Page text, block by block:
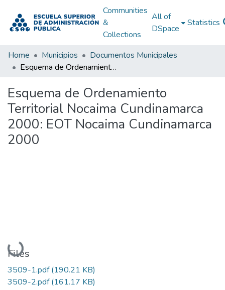
Communities
&
Collections
All of
DSpace
Statistics
Home Municipios
Documentos Municipales
Esquema de Ordenamiento Territorial Nocaima Cundinamarca 2000: EOT Nocaima Cundinamarca 2000
Esquema de Ordenamiento
Territorial Nocaima Cundinamarca
2000: EOT Nocaima Cundinamarca
2000
Loading...
Files
3509-1.pdf(190.21 KB)
3509-2.pdf(161.17 KB)